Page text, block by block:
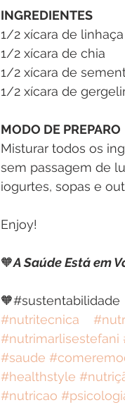
INGREDIENTES
1/2 xícara de linhaça
1/2 xícara de chia
1/2 xícara de
1/2 xícara de
MODO DE PREPARO
Misturar todos os
sem passagem de
iogurtes, sopas e
Enjoy!
🧡A Saúde Está em
🧡#sustentabilidade
#nutritecnica
#nutrimarlisestefani
#saude
#healthstyle
#nutricao